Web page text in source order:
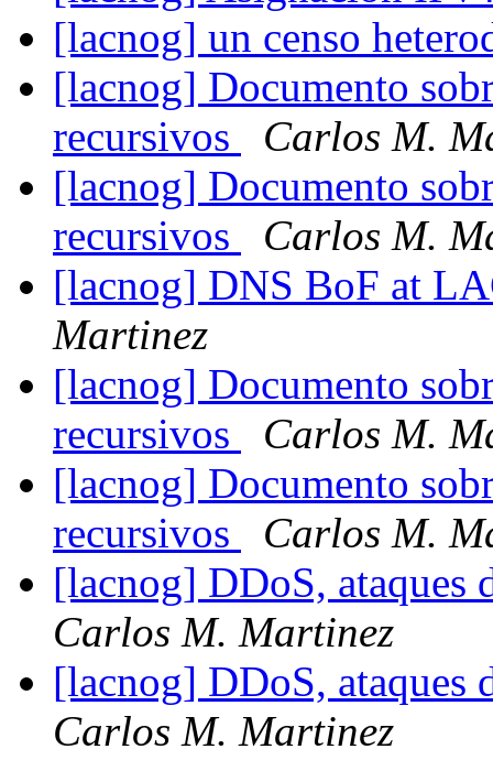
[lacnog] un censo
[lacnog] Documento
recursivos
Carlos M.
[lacnog] Documento
recursivos
Carlos M.
[lacnog] DNS BoF at
Martinez
[lacnog] Documento
recursivos
Carlos M.
[lacnog] Documento
recursivos
Carlos M.
[lacnog] DDoS,
Carlos M. Martinez
[lacnog] DDoS,
Carlos M. Martinez